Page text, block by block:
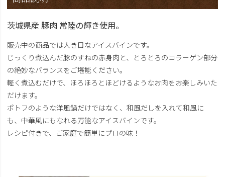
茨城県産 豚肉 常陸の輝き使用。
販売中の商品では大き目なアイスバインです。
じっくり煮込んだ豚のすねの赤身肉と、とろとろのコラーゲン部分
の絶妙なバランスをご堪能ください。
軽く煮込むだけで、ほろほろとほどけるようなお肉をお楽しみいた
だけます。
ポトフのような洋風鍋だけではなく、和風だしを入れて和風に
も、中華風にもなれる万能なアイスバインです。
レシピ付きで、ご家庭で簡単にプロの味！